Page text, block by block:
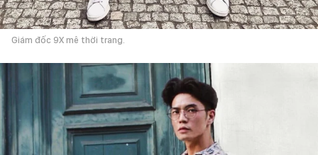
Giám đốc 9X mê thời trang.